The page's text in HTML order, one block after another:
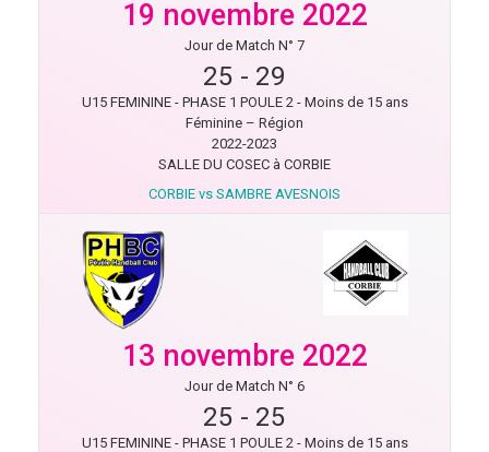
19 novembre 2022
Jour de Match N° 7
25 - 29
U15 FEMININE - PHASE 1 POULE 2 - Moins de 15 ans
Féminine – Région
2022-2023
SALLE DU COSEC à CORBIE
CORBIE vs SAMBRE AVESNOIS
13 novembre 2022
Jour de Match N° 6
25 - 25
U15 FEMININE - PHASE 1 POULE 2 - Moins de 15 ans